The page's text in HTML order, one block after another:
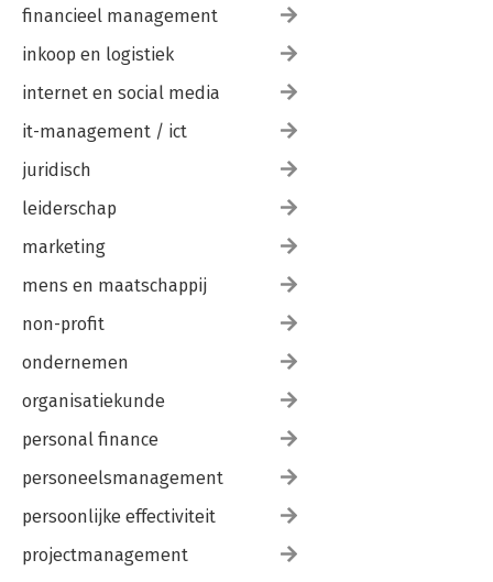
financieel management
inkoop en logistiek
internet en social media
it-management / ict
juridisch
leiderschap
marketing
mens en maatschappij
non-profit
ondernemen
organisatiekunde
personal finance
personeelsmanagement
persoonlijke effectiviteit
projectmanagement